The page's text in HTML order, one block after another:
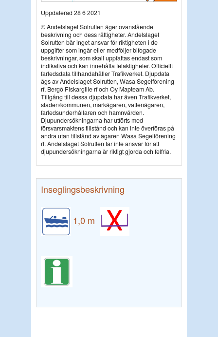
Uppdaterad 28 6 2021
© Andelslaget Solrutten äger ovanstående
beskrivning och dess rättigheter. Andelslaget
Solrutten bär inget ansvar för riktigheten i de
uppgifter som ingår eller medföljer bifogade
beskrivningar, som skall uppfattas endast som
indikativa och kan innehålla felaktigheter. Officiellt
farledsdata tillhandahåller Trafikverket. Djupdata
ägs av Andelslaget Solrutten, Wasa Segelförening
rf, Bergö Fiskargille rf och Oy Mapteam Ab.
Tillgång till dessa djupdata har även Trafikverket,
staden/kommunen, markägaren, vattenägaren,
farledsunderhållaren och hamnvärden.
Djupundersökningarna har utförts med
försvarsmaktens tillstånd och kan inte överföras på
andra utan tillstånd av ägaren Wasa Segelförening
rf. Andelslaget Solrutten tar inte ansvar för att
djupundersökningarna är riktigt gjorda och felfria.
Inseglingsbeskrivning
1,0 m